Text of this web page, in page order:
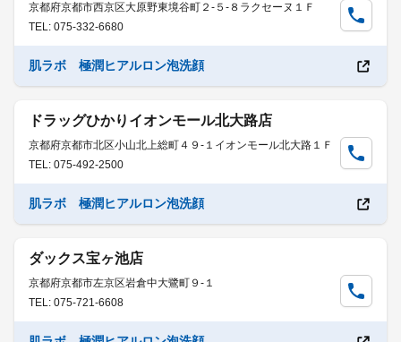
京都府京都市西京区大原野東境谷町２-５-８ラクセーヌ１Ｆ
TEL: 075-332-6680
肌ラボ 極潤ヒアルロン泡洗顔
ドラッグひかりイオンモール北大路店
京都府京都市北区小山北上総町４９-１イオンモール北大路１Ｆ
TEL: 075-492-2500
肌ラボ 極潤ヒアルロン泡洗顔
ダックス宝ヶ池店
京都府京都市左京区岩倉中大鷺町９-１
TEL: 075-721-6608